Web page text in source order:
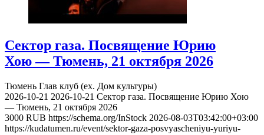
Сектор газа. Посвящение Юрию
Хою — Тюмень, 21 октября 2026
Тюмень Глав клуб (ex. Дом культуры)
2026-10-21 2026-10-21 Сектор газа. Посвящение Юрию Хою
— Тюмень, 21 октября 2026
3000 RUB https://schema.org/InStock 2026-08-03T03:42:00+03:00
https://kudatumen.ru/event/sektor-gaza-posvyascheniyu-yuriyu-